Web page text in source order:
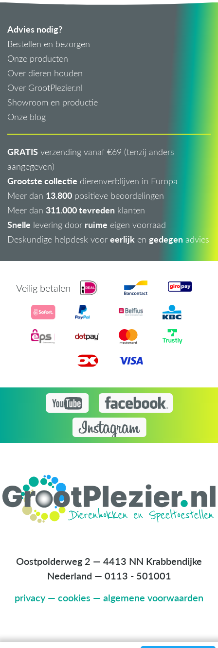
Advies nodig?
Bestellen en bezorgen
Onze producten
Over dieren houden
Over GrootPlezier.nl
Showroom en productie
Onze blog
GRATIS verzending vanaf €69 (tenzij anders
aangegeven)
Grootste collectie dierenverblijven in Europa
Meer dan 13.800 positieve beoordelingen
Meer dan 311.000 tevreden klanten
Snelle levering door ruime eigen voorraad
Deskundige helpdesk voor eerlijk en gedegen advies
Veilig betalen
Oostpolderweg 2 — 4413 NN Krabbendijke
Nederland — 0113 - 501001
privacy— cookies — algemene voorwaarden